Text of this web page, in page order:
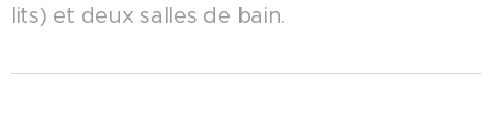
lits) et deux salles de bain.